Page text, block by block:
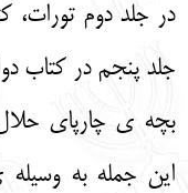
در جلد دوم تورات،
جلد پنجم در کتاب
بچه‌ ی چارپای
این جمله به